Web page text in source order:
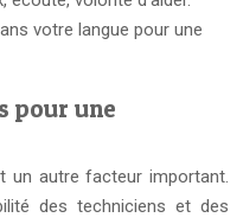
votre langue pour une
pour une
un autre facteur important.
des techniciens et des